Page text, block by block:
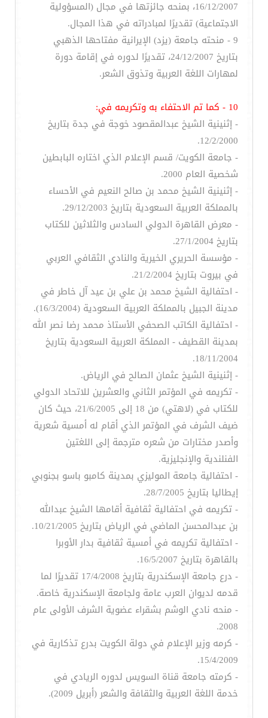
16/12/2007، بمنحه جائزتها في مجال (المسؤولية
الاجتماعية) تقديرًا لمبادراته في هذا المجال.
9 - منحته جامعة (يزد) الإيرانية مفتاحها الذهبي
بتاريخ 24/12/2007، تقديرًا لدوره في إقامة دورة
لمهارات اللغة العربية وتذوق الشعر.
10 - كما تم الاحتفاء به وتكريمه في:
- إثنينية الشيخ عبدالمقصود خوجة في جدة بتاريخ
12/2/2000.
- جامعة الكويت/ قسم الإعلام الذي اختاره البابطين
شخصية العام 2000.
- إثنينية الشيخ محمد بن صالح النعيم في الأحساء
بالمملكة العربية السعودية بتاريخ 29/12/2003.
- معرض القاهرة الدولي السادس والثلاثين للكتاب
بتاريخ 27/1/2004.
- مؤسسة الحريري الخيرية والنادي الثقافي العربي
في بيروت بتاريخ 21/2/2004.
- احتفالية الشيخ محمد بن علي بن عيد آل خاطر في
مدينة الجبيل بالمملكة العربية السعودية (16/3/2004).
- احتفالية الكاتب الصحفي الأستاذ محمد رضا نصر الله
بمدينة القطيف - المملكة العربية السعودية بتاريخ
18/11/2004.
- إثنينية الشيخ عثمان الصالح في الرياض.
- تكريمه في المؤتمر الثاني والعشرين للاتحاد الدولي
للكتاب في (لاهتي) من 18 إلى 21/6/2005، حيث كان
ضيف الشرف في المؤتمر الذي أقام له أمسية شعرية
وأصدر مختارات من شعره مترجمة إلى اللغتين
الفنلندية والإنجليزية.
- احتفالية جامعة الموليزي بمدينة كامبو باسو بجنوبي
إيطاليا بتاريخ 28/7/2005.
- تكريمه في احتفالية ثقافية أقامها الشيخ عبدالله
بن عبدالمحسن الماضي في الرياض بتاريخ 10/21/2005.
- احتفالية تكريمه في أمسية ثقافية بدار الأوبرا
بالقاهرة بتاريخ 16/5/2007.
- درع جامعة الإسكندرية بتاريخ 17/4/2008 تقديرًا لما
قدمه لديوان العرب عامة ولجامعة الإسكندرية خاصة.
- منحه نادي الوشم بشقراء عضوية الشرف الأولى عام
2008.
- كرمه وزير الإعلام في دولة الكويت بدرع تذكارية في
15/4/2009.
- كرمته جامعة قناة السويس لدوره الريادي في
خدمة اللغة العربية والثقافة والشعر (أبريل 2009).